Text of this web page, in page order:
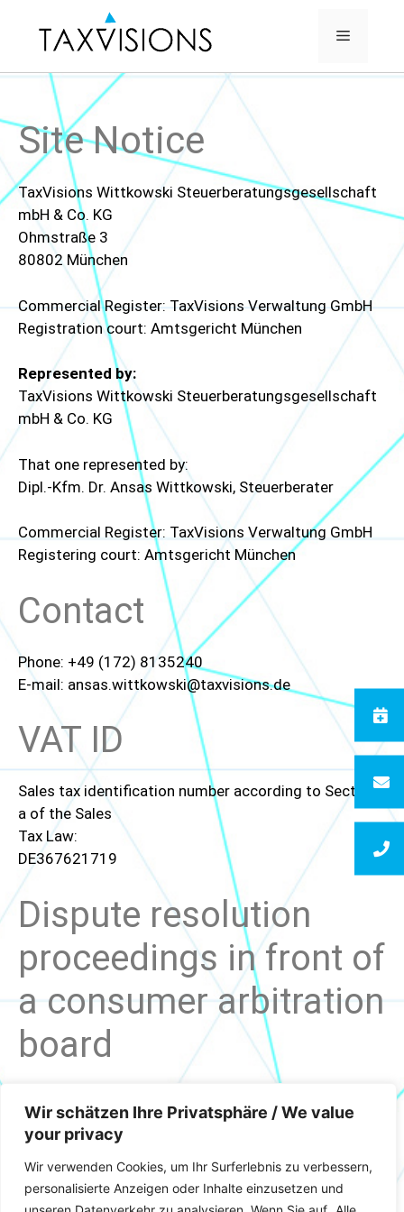
Wir schätzen Ihre Privatsphäre / We value
your privacy
Wir verwenden Cookies, um Ihr Surferlebnis zu verbessern,
personalisierte Anzeigen oder Inhalte einzusetzen und
Site Notice
TaxVisions Wittkowski Steuerberatungsgesellschaft
mbH & Co. KG
Ohmstraße 3
80802 München
Commercial Register: TaxVisions Verwaltung GmbH
Registration court: Amtsgericht München
Represented by:
TaxVisions Wittkowski Steuerberatungsgesellschaft
mbH & Co. KG
That one represented by:
Dipl.-Kfm. Dr. Ansas Wittkowski, Steuerberater
Commercial Register: TaxVisions Verwaltung GmbH
Registering court: Amtsgericht München
Contact
Phone: +49 (172) 8135240
E-mail: ansas.wittkowski@taxvisions.de
VAT ID
Sales tax identification number according to Sect. 27
a of the Sales
Tax Law:
DE367621719
Dispute resolution
proceedings in front of
a consumer arbitration
board
resolution
proceedings in front of a consumer arbitration board.
Photography